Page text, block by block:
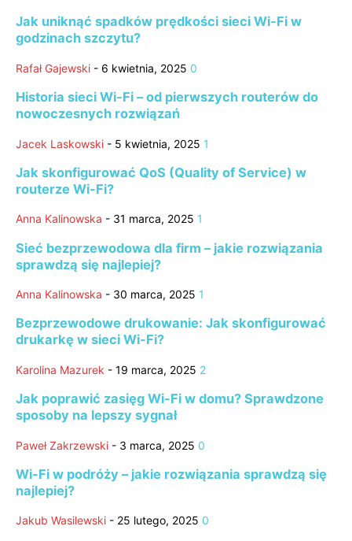
Jak uniknąć spadków prędkości sieci Wi-Fi w
godzinach szczytu?
Rafał Gajewski - 6 kwietnia, 2025 0
Historia sieci Wi-Fi – od pierwszych routerów do
nowoczesnych rozwiązań
Jacek Laskowski - 5 kwietnia, 2025 1
Jak skonfigurować QoS (Quality of Service) w
routerze Wi-Fi?
Anna Kalinowska - 31 marca, 2025 1
Sieć bezprzewodowa dla firm – jakie rozwiązania
sprawdzą się najlepiej?
Anna Kalinowska - 30 marca, 2025 1
Bezprzewodowe drukowanie: Jak skonfigurować
drukarkę w sieci Wi-Fi?
Karolina Mazurek - 19 marca, 2025 2
Jak poprawić zasięg Wi-Fi w domu? Sprawdzone
sposoby na lepszy sygnał
Paweł Zakrzewski - 3 marca, 2025 0
Wi-Fi w podróży – jakie rozwiązania sprawdzą się
najlepiej?
Jakub Wasilewski - 25 lutego, 2025 0